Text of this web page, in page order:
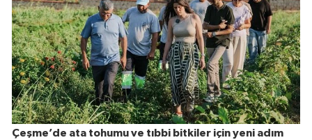
Çeşme’de ata tohumu ve tıbbi bitkiler için yeni adım